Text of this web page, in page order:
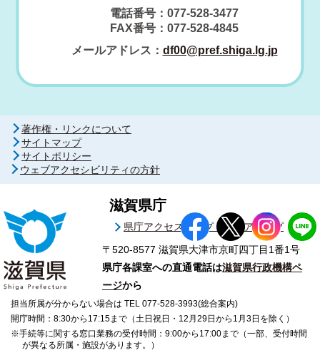
電話番号：077-528-3477
FAX番号：077-528-4845
メールアドレス： df00@pref.shiga.lg.jp
著作権・リンクについて
サイトマップ
サイトポリシー
ウェブアクセシビリティの方針
滋賀県庁
県庁アクセスマップ・フロアマップ
〒520-8577 滋賀県大津市京町四丁目1番1号
県庁各課室への直通電話は滋賀県行政機構ペ
ージから
担当所属が分からない場合は TEL 077-528-3993(総合案内)
開庁時間：8:30から17:15まで（土日祝日・12月29日から1月3日を除く）
※手続等に関する窓口業務の受付時間：9:00から17:00まで（一部、受付時間
が異なる所属・施設があります。）